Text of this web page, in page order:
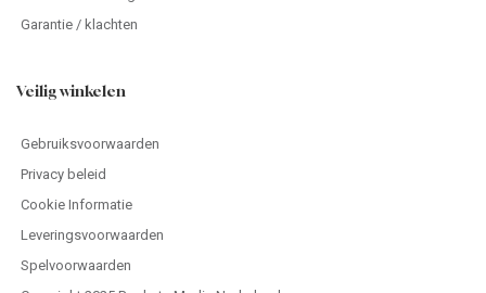
Garantie / klachten
Veilig winkelen
Gebruiksvoorwaarden
Privacy beleid
Cookie Informatie
Leveringsvoorwaarden
Spelvoorwaarden